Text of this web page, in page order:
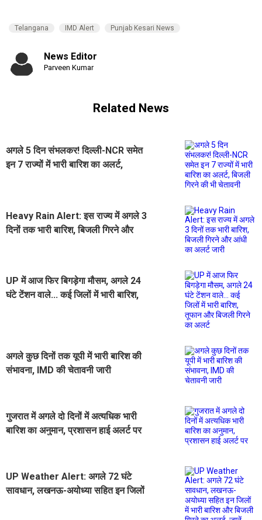
Telangana IMD Alert Punjab Kesari News
News Editor
Parveen Kumar
Related News
अगले 5 दिन संभलकर! दिल्ली-NCR समेत
इन 7 राज्यों में भारी बारिश का अलर्ट,
Heavy Rain Alert: इस राज्य में अगले 3
दिनों तक भारी बारिश, बिजली गिरने और
UP में आज फिर बिगड़ेगा मौसम, अगले 24
घंटे टेंशन वाले... कई जिलों में भारी बारिश,
अगले कुछ दिनों तक यूपी में भारी बारिश की
संभावना, IMD की चेतावनी जारी
गुजरात में अगले दो दिनों में अत्यधिक भारी
बारिश का अनुमान, प्रशासन हाई अलर्ट पर
UP Weather Alert: अगले 72 घंटे
सावधान, लखनऊ-अयोध्या सहित इन जिलों